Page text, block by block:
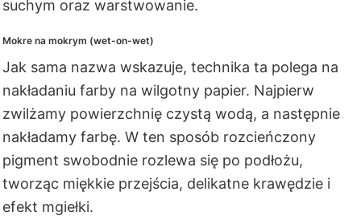
suchym oraz warstwowanie.
Mokre na mokrym (wet-on-wet)
Jak sama nazwa wskazuje, technika ta polega na
nakładaniu farby na wilgotny papier. Najpierw
zwilżamy powierzchnię czystą wodą, a następnie
nakładamy farbę. W ten sposób rozcieńczony
pigment swobodnie rozlewa się po podłożu,
tworząc miękkie przejścia, delikatne krawędzie i
efekt mgiełki.